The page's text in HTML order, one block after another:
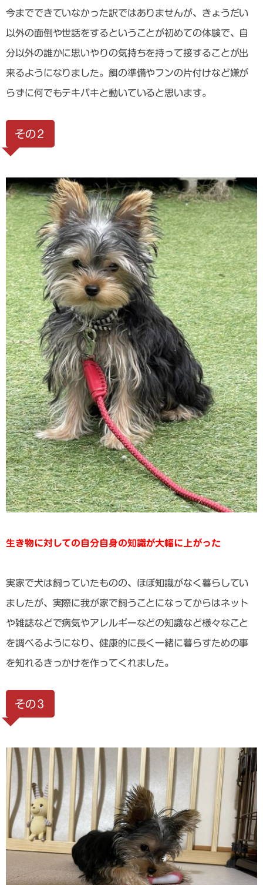
今までできていなかった訳ではありませんが、きょうだい
以外の面倒や世話をするということが初めての体験で、自
分以外の誰かに思いやりの気持ちを持って接することが出
来るようになりました。餌の準備やフンの片付けなど嫌が
らずに何でもテキパキと動いていると思います。
その２
生き物に対しての自分自身の知識が大幅に上がった
実家で犬は飼っていたものの、ほぼ知識がなく暮らしてい
ましたが、実際に我が家で飼うことになってからはネット
や雑誌などで病気やアレルギーなどの知識など様々なこと
を調べるようになり、健康的に長く一緒に暮らすための事
を知れるきっかけを作ってくれました。
その３